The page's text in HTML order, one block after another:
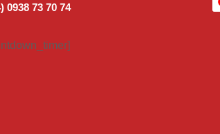
0938 73 70 74